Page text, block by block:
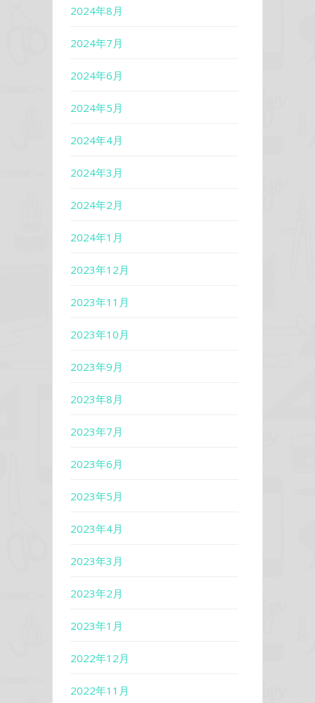
2024年8月
2024年7月
2024年6月
2024年5月
2024年4月
2024年3月
2024年2月
2024年1月
2023年12月
2023年11月
2023年10月
2023年9月
2023年8月
2023年7月
2023年6月
2023年5月
2023年4月
2023年3月
2023年2月
2023年1月
2022年12月
2022年11月